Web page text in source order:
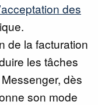
des
de la facturation
les tâches
dès
son mode